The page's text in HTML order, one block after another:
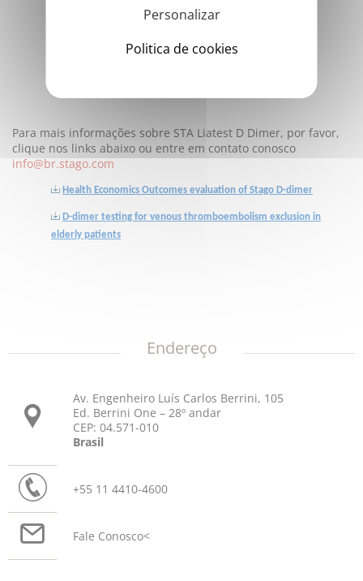
Para mais informações sobre STA Liatest D Dimer, por favor,
clique nos links abaixo ou entre em contato conosco
info@br.stago.com
Health Economics Outcomes evaluation of Stago D-dimer
D-dimer testing for venous thromboembolism exclusion in
elderly patients
Endereço
Av. Engenheiro Luís Carlos Berrini, 105
Ed. Berrini One – 28º andar
CEP: 04.571-010
Brasil
+55 11 4410-4600
Fale Conosco<
Personalizar
Politica de cookies